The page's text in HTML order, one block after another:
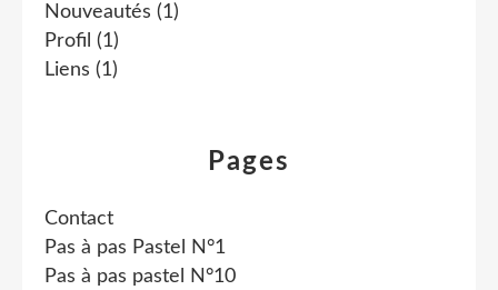
Nouveautés (1)
Profil (1)
Liens (1)
Pages
Contact
Pas à pas Pastel N°1
Pas à pas pastel N°10